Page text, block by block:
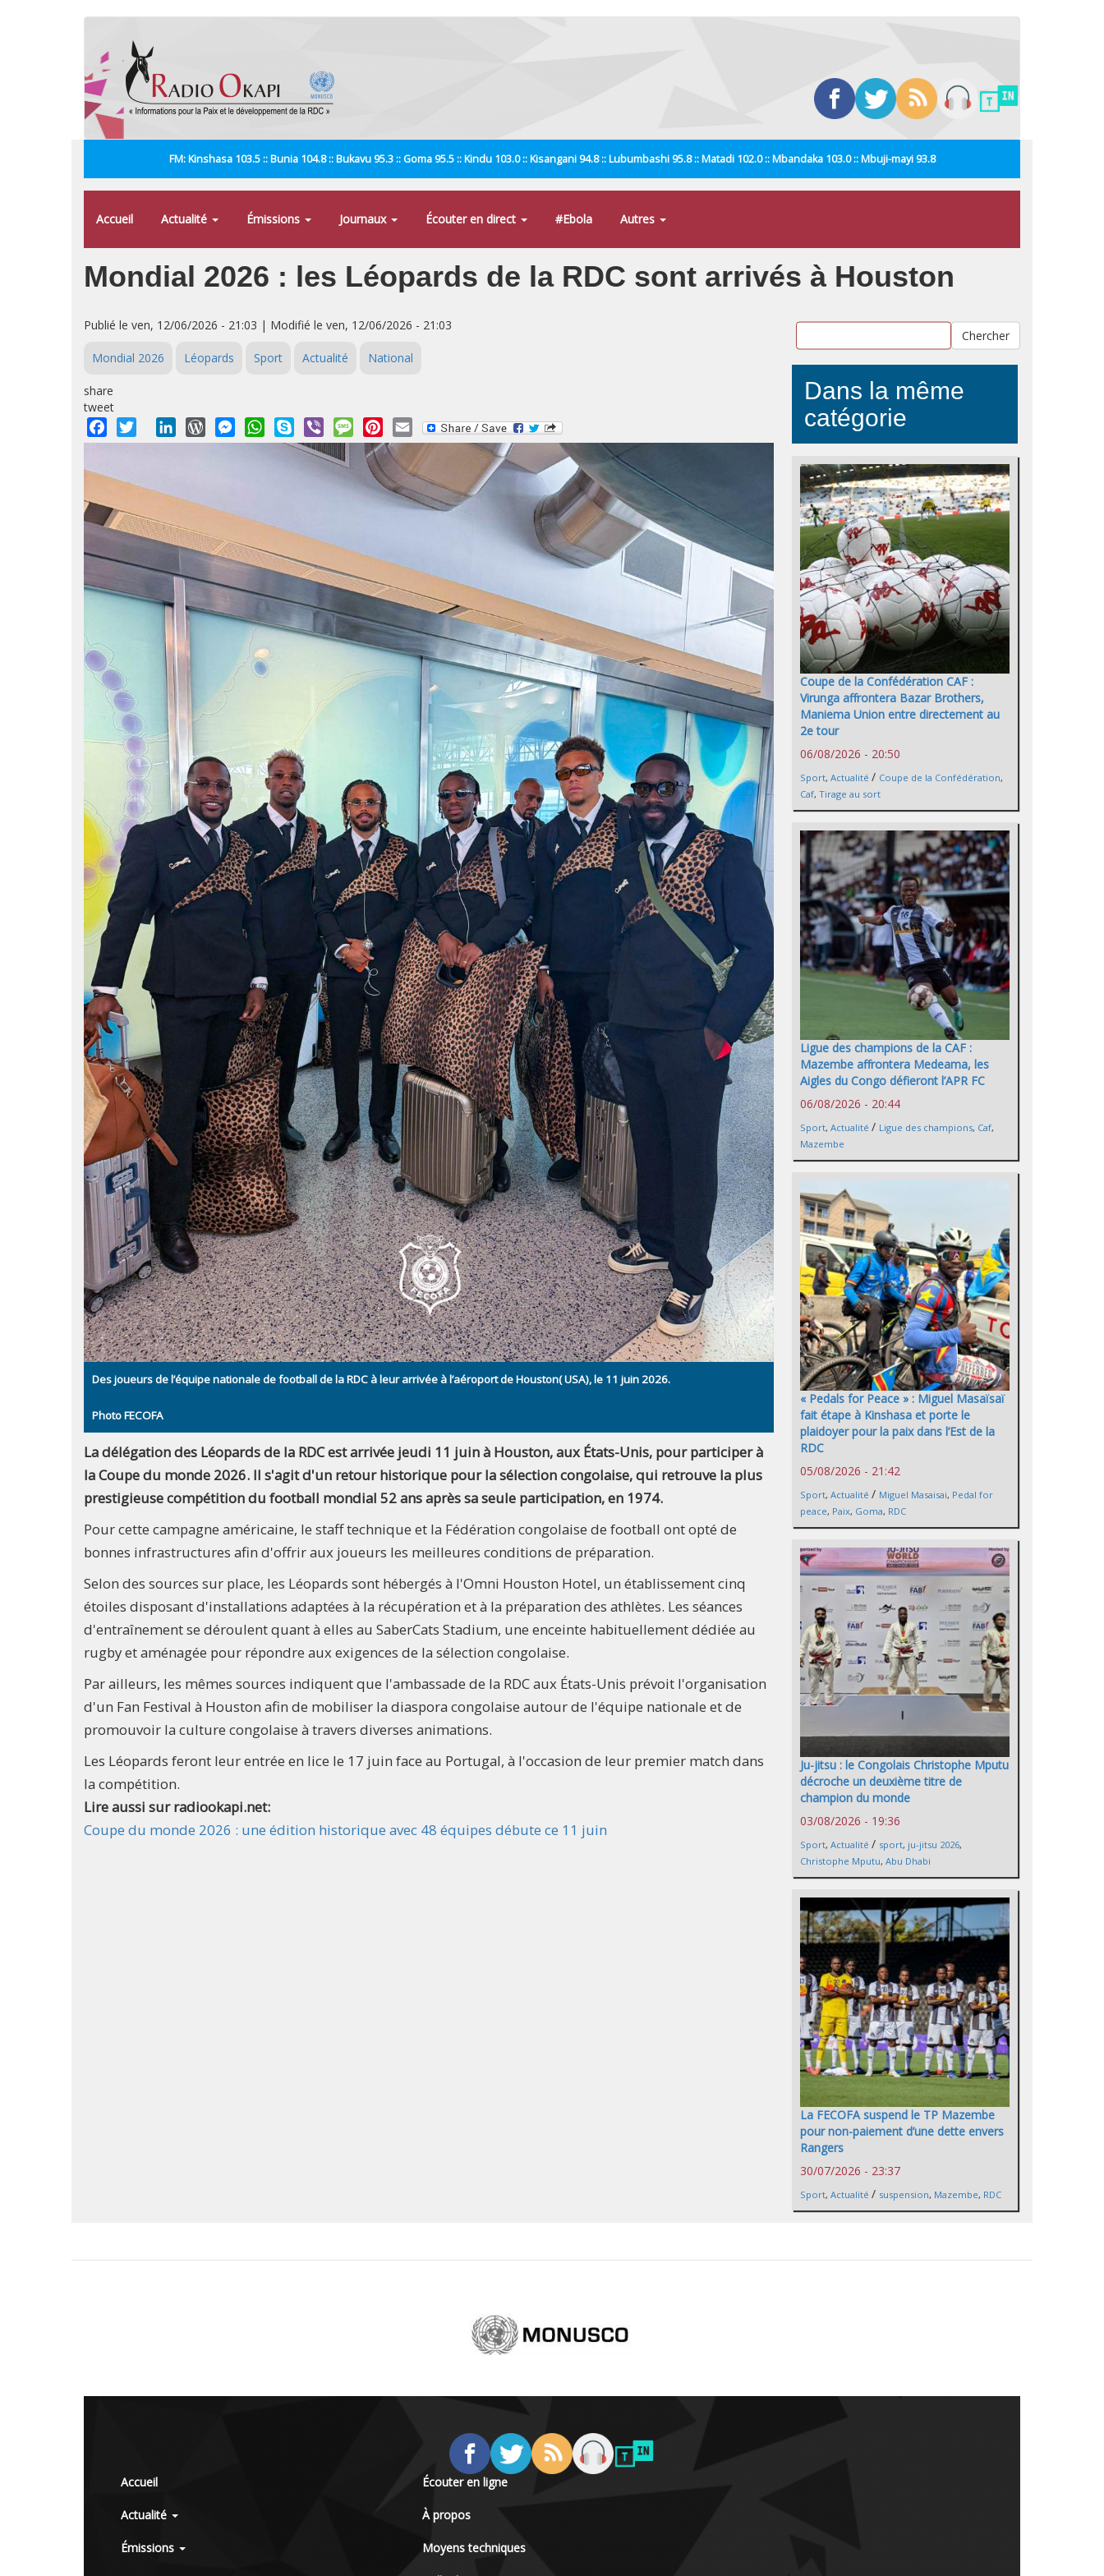
FM: Kinshasa 103.5 :: Bunia 104.8 :: Bukavu 95.3 :: Goma 95.5 :: Kindu 103.0 :: Kisangani 94.8 :: Lubumbashi 95.8 :: Matadi 102.0 :: Mbandaka 103.0 :: Mbuji-mayi 93.8
Accueil Actualité Émissions Journaux Écouter en direct #Ebola Autres
Mondial 2026 : les Léopards de la RDC sont arrivés à Houston
Publié le ven, 12/06/2026 - 21:03 | Modifié le ven, 12/06/2026 - 21:03
Mondial 2026 Léopards Sport Actualité National
share
tweet
Facebook
Twitter LinkedInWordPressMessengerWhatsApp
Skype Viber MessagePinterest
Email
Des joueurs de l’équipe nationale de football de la RDC à leur arrivée à l’aéroport de Houston( USA), le 11 juin 2026.
Photo FECOFA
La délégation des Léopards de la RDC est arrivée jeudi 11 juin à Houston, aux États-Unis, pour participer à
la Coupe du monde 2026. Il s'agit d'un retour historique pour la sélection congolaise, qui retrouve la plus
prestigieuse compétition du football mondial 52 ans après sa seule participation, en 1974.
Pour cette campagne américaine, le staff technique et la Fédération congolaise de football ont opté de
bonnes infrastructures afin d'offrir aux joueurs les meilleures conditions de préparation.
Selon des sources sur place, les Léopards sont hébergés à l'Omni Houston Hotel, un établissement cinq
étoiles disposant d'installations adaptées à la récupération et à la préparation des athlètes. Les séances
d'entraînement se déroulent quant à elles au SaberCats Stadium, une enceinte habituellement dédiée au
rugby et aménagée pour répondre aux exigences de la sélection congolaise.
Par ailleurs, les mêmes sources indiquent que l'ambassade de la RDC aux États-Unis prévoit l'organisation
d'un Fan Festival à Houston afin de mobiliser la diaspora congolaise autour de l'équipe nationale et de
promouvoir la culture congolaise à travers diverses animations.
Les Léopards feront leur entrée en lice le 17 juin face au Portugal, à l'occasion de leur premier match dans
la compétition.
Lire aussi sur radiookapi.net:
Coupe du monde 2026 : une édition historique avec 48 équipes débute ce 11 juin
Chercher
Dans la même
catégorie
Coupe de la Confédération CAF :
Virunga affrontera Bazar Brothers,
Maniema Union entre directement au
2e tour
06/08/2026 - 20:50
Sport, Actualité / Coupe de la Confédération,
Caf, Tirage au sort
Ligue des champions de la CAF :
Mazembe affrontera Medeama, les
Aigles du Congo défieront l’APR FC
06/08/2026 - 20:44
Sport, Actualité / Ligue des champions, Caf,
Mazembe
« Pedals for Peace » : Miguel Masaïsaï
fait étape à Kinshasa et porte le
plaidoyer pour la paix dans l’Est de la
RDC
05/08/2026 - 21:42
Sport, Actualité / Miguel Masaisai, Pedal for
peace, Paix, Goma, RDC
Ju-jitsu : le Congolais Christophe Mputu
décroche un deuxième titre de
champion du monde
03/08/2026 - 19:36
Sport, Actualité / sport, ju-jitsu 2026,
Christophe Mputu, Abu Dhabi
La FECOFA suspend le TP Mazembe
pour non-paiement d’une dette envers
Rangers
30/07/2026 - 23:37
Sport, Actualité / suspension, Mazembe, RDC
Accueil
Actualité
Émissions
Écouter en ligne
À propos
Moyens techniques